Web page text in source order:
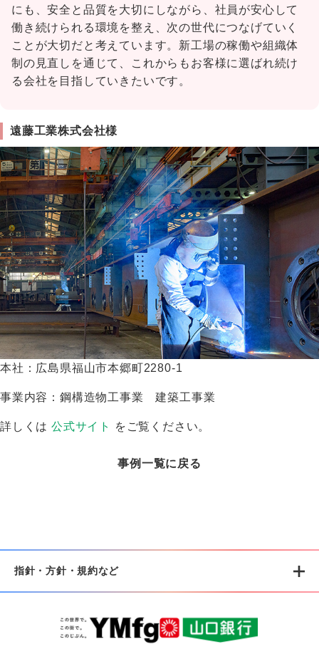
にも、安全と品質を大切にしながら、社員が安心して
働き続けられる環境を整え、次の世代につなげていく
ことが大切だと考えています。新工場の稼働や組織体
制の見直しを通じて、これからもお客様に選ばれ続け
る会社を目指していきたいです。
遠藤工業株式会社様
本社：広島県福山市本郷町2280-1
事業内容：鋼構造物工事業 建築工事業
詳しくは 公式サイト をご覧ください。
事例一覧に戻る
指針・方針・規約など